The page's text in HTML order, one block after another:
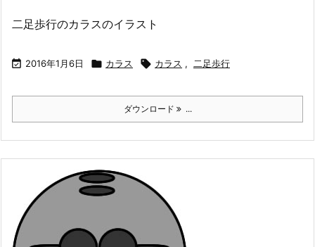
二足歩行のカラスのイラスト
 2016年1月6日  カラス  カラス , 二足歩行
ダウンロード ...